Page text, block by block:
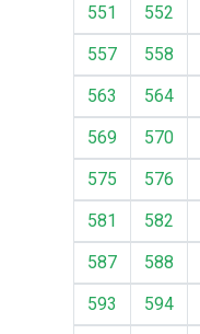
551
552
557
558
563
564
569
570
575
576
581
582
587
588
593
594